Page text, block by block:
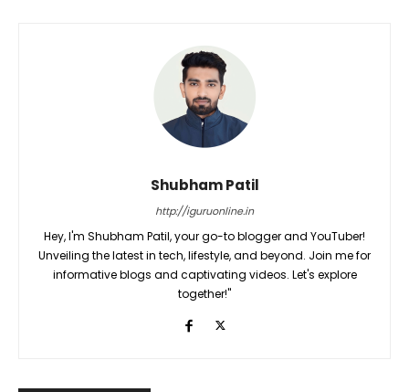
Shubham Patil
http://iguruonline.in
Hey, I'm Shubham Patil, your go-to blogger and YouTuber!
Unveiling the latest in tech, lifestyle, and beyond. Join me for
informative blogs and captivating videos. Let's explore
together!"